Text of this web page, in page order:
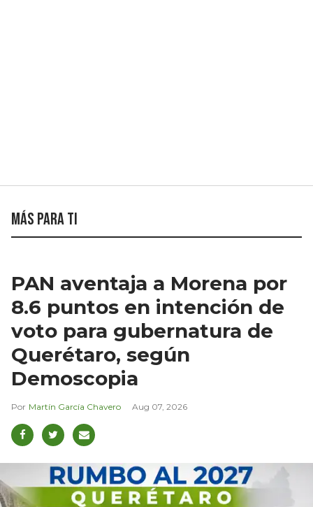
Más para ti
PAN aventaja a Morena por
8.6 puntos en intención de
voto para gubernatura de
Querétaro, según
Demoscopia
Martín García Chavero Aug 07, 2026